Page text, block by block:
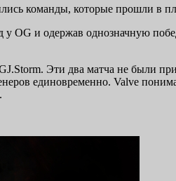
команды, которые прошли в
OG и одержав однозначную
Эти два матча не были
единовременно. Valve